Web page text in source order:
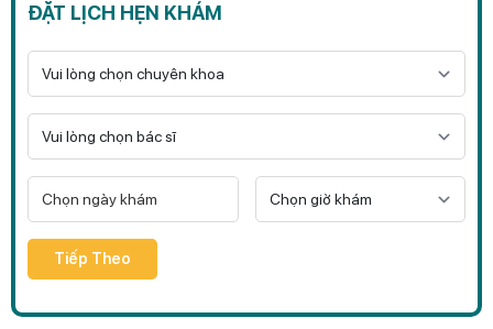
ĐẶT LỊCH HẸN KHÁM
Tiếp Theo